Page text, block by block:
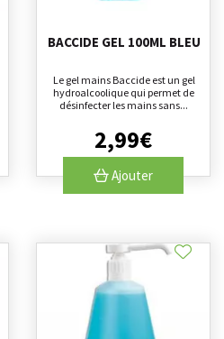
BACCIDE GEL 100ML BLEU
Le gel mains Baccide est un gel
hydroalcoolique qui permet de
désinfecter les mains sans...
2,99€
Ajouter